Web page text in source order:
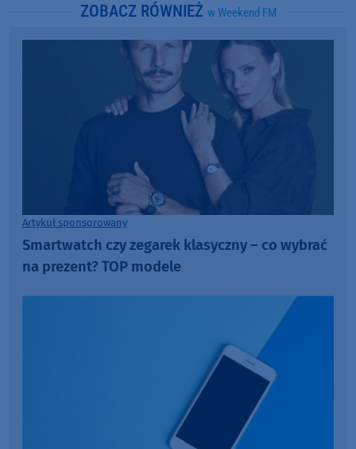
ZOBACZ RÓWNIEŻ w Weekend FM
Artykuł sponsorowany
Smartwatch czy zegarek klasyczny – co wybrać
na prezent? TOP modele